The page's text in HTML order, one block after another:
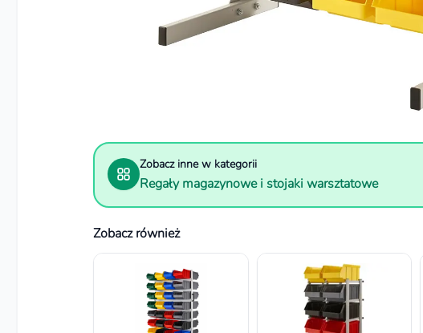
Zobacz inne w kategorii
Regały magazynowe i stojaki warsztatowe
Zobacz również